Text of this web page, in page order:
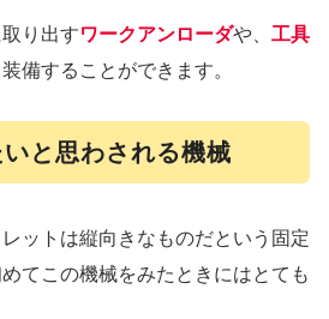
り出すワークアンローダや、 工具
備することができます。
と思わされる機械
ットは縦向きなものだという固定
てこの機械をみたときにはとても